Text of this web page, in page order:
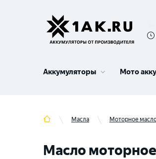
Аккумуляторы Мото
Масла Моторное
Масло